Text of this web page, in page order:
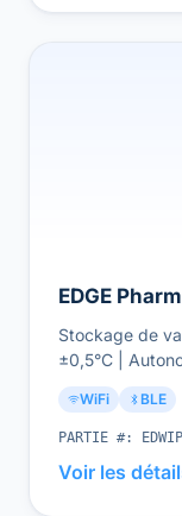
EDGE
Stockage de
±0,5°C |
WiFi BLE
PARTIE #:
Voir les